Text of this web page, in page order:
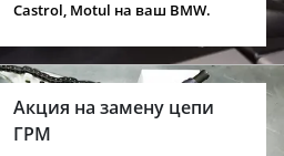
Castrol, Motul на ваш BMW.
Акция на замену цепи
ГРМ